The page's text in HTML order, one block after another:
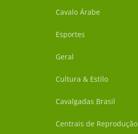
Cavalo Árabe
Esportes
Geral
Cultura & Estilo
Cavalgadas Brasil
Centrais de Reprodução